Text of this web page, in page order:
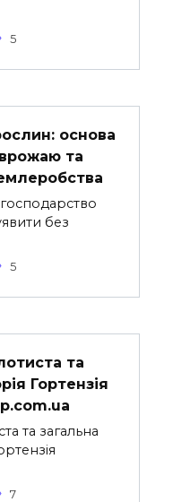
5
основа
та
господарство
без
5
та
Гортензія
та загальна
7